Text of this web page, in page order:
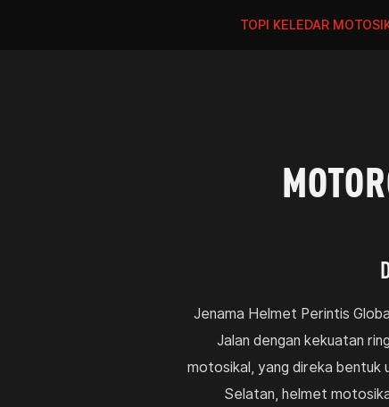
TOPI KELEDAR
Jenama Helmet Perintis
Jalan dengan kekuatan
motosikal, yang direka bentuk
Selatan, helmet